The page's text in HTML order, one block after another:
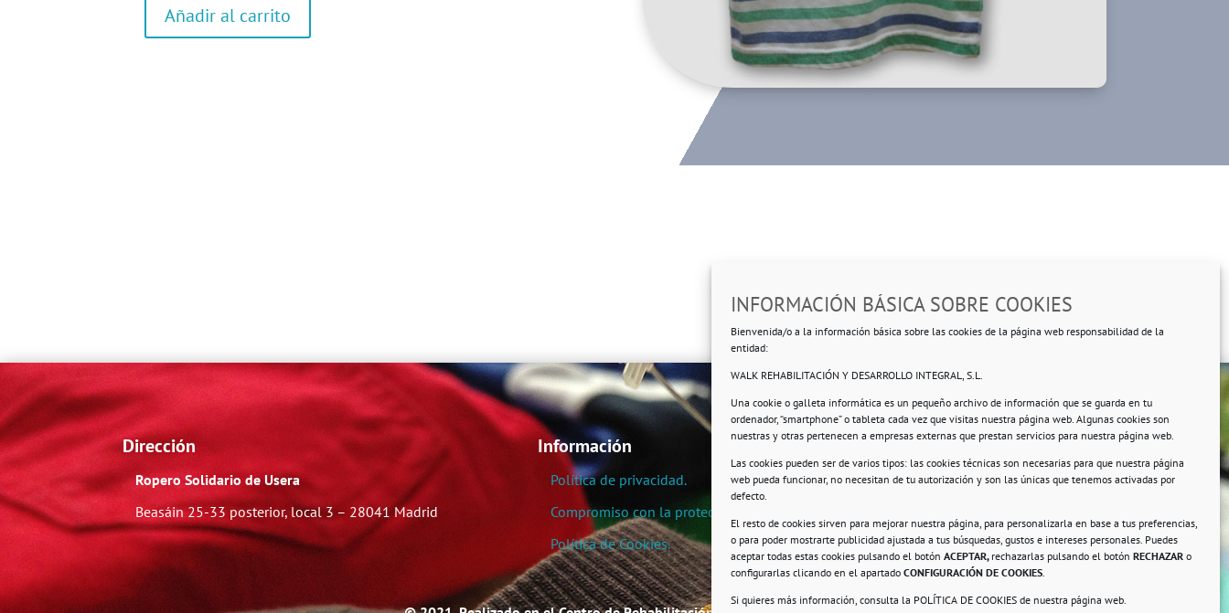
INFORMACIÓN BÁSICA SOBRE COOKIES
Bienvenida/o a la información básica sobre las cookies de la página web responsabilidad de la
entidad:
WALK REHABILITACIÓN Y DESARROLLO INTEGRAL, S.L.
Una cookie o galleta informática es un pequeño archivo de información que se guarda en tu
ordenador, “smartphone” o tableta cada vez que visitas nuestra página web. Algunas cookies son
nuestras y otras pertenecen a empresas externas que prestan servicios para nuestra página web.
Las cookies pueden ser de varios tipos: las cookies técnicas son necesarias para que nuestra página
web pueda funcionar, no necesitan de tu autorización y son las únicas que tenemos activadas por
defecto.
El resto de cookies sirven para mejorar nuestra página, para personalizarla en base a tus preferencias,
o para poder mostrarte publicidad ajustada a tus búsquedas, gustos e intereses personales. Puedes
aceptar todas estas cookies pulsando el botón ACEPTAR, rechazarlas pulsando el botón RECHAZAR o
configurarlas clicando en el apartado CONFIGURACIÓN DE COOKIES.
Si quieres más información, consulta la POLÍTICA DE COOKIES de nuestra página web.
CamisetaAñadir al carrito
Dirección
Ropero Solidario de Usera
Beasáin 25-33 posterior, local 3 – 28041 Madrid
Información
Política de privacidad.
Compromiso con la protección de datos personales.
Política de Cookies.